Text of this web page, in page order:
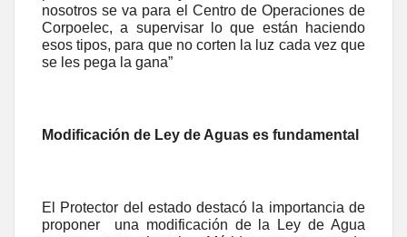
nosotros se va para el Centro de Operaciones de
Corpoelec, a supervisar lo que están haciendo
esos tipos, para que no corten la luz cada vez que
se les pega la gana”
Modificación de Ley de Aguas es fundamental
El Protector del estado destacó la importancia de
proponer una modificación de la Ley de Agua